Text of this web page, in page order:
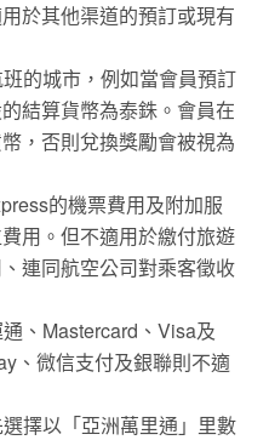
於其他渠道的預訂或現有
的城市，例如當會員預訂
結算貨幣為泰銖。會員在
，否則兌換獎勵會被視為
的機票費用及附加服
用。但不適用於繳付旅遊
連同航空公司對乘客徵收
、Mastercard、Visa及
、微信支付及銀聯則不適
擇以「亞洲萬里通」里數